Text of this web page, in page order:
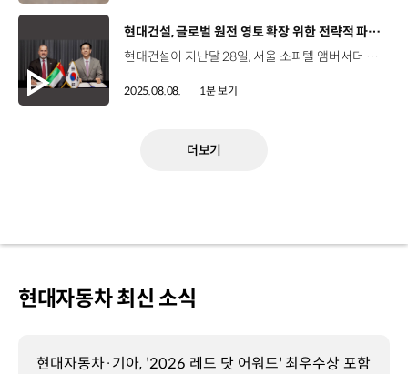
[동영상]
현대건설, 글로벌 원전 영토 확장 위한 전략적 파트너십 강화
현대건설이 지난달 28일, 서울 소피텔 앰버서더 호텔에서 UAE 원자력공사와 ‘원자력 에너지 개발을 위한 전략적 업무협약’을 체결했습니다. 이날 협약식에는 현대건설 이한우 대표와 UAE 원자력공사 모하메드 알 함마디 최고경영자 등이 참석했는데요. 협약에 따라 양사는 글로벌 신규 원자력 사업 공동 개발과 참여를 위한 협력 체계를 구축하는 등 에너지 분야 전반의 중장기 협력을 이어나갑니다. 현대건설은 중동 최초의 대형 원자력 발전소인 바라카 원전 1~4호기의 성공적인 준공을 통해 축적한 신뢰와 경험을 바탕으로 UAE 원자력공사와의 전략적 파트너로서 협력의 지평을 넓힐 계획입니다.
2025.08.08. 1분 보기
더보기
현대자동차 최신 소식
현대자동차·기아, '2026 레드 닷 어워드' 최우수상 포함